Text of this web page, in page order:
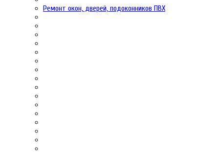
Ремонт окон, дверей, подоконников ПВХ